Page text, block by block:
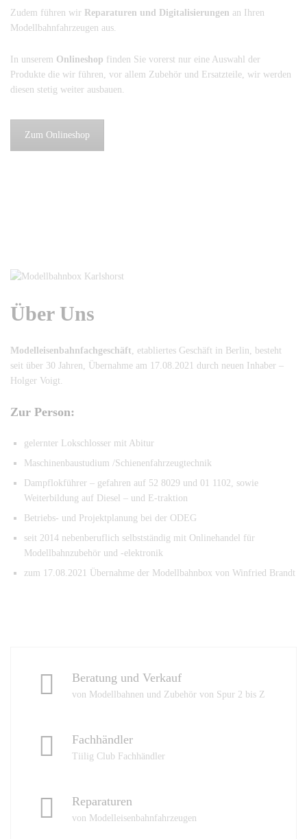
Zudem führen wir Reparaturen und Digitalisierungen an Ihren
Modellbahnfahrzeugen aus.
In unserem Onlineshop finden Sie vorerst nur eine Auswahl der
Produkte die wir führen, vor allem Zubehör und Ersatzteile, wir werden
diesen stetig weiter ausbauen.
Zum Onlineshop
Über Uns
Modelleisenbahnfachgeschäft , etabliertes Geschäft in Berlin, besteht
seit über 30 Jahren, Übernahme am 17.08.2021 durch neuen Inhaber –
Holger Voigt.
Zur Person:
gelernter Lokschlosser mit Abitur
Maschinenbaustudium /Schienenfahrzeugtechnik
Dampflokführer – gefahren auf 52 8029 und 01 1102, sowie
Weiterbildung auf Diesel – und E-traktion
Betriebs- und Projektplanung bei der ODEG
seit 2014 nebenberuflich selbstständig mit Onlinehandel für
Modellbahnzubehör und -elektronik
zum 17.08.2021 Übernahme der Modellbahnbox von Winfried Brandt
Beratung und Verkauf
von Modellbahnen und Zubehör von Spur 2 bis Z
Fachhändler
Tiilig Club Fachhändler
Reparaturen
von Modelleisenbahnfahrzeugen